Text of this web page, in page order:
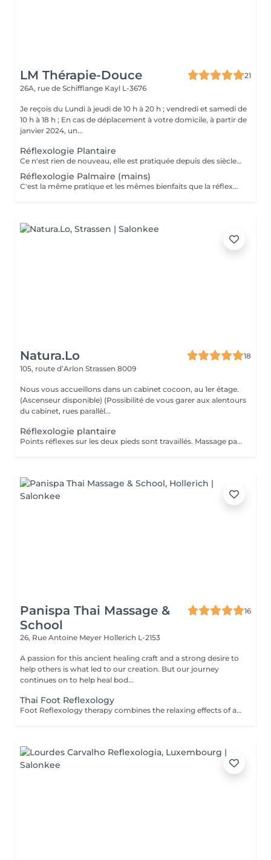
LM Thérapie-Douce
21
26A, rue de Schifflange Kayl L-3676
Je reçois du Lundi à jeudi de 10 h à 20 h ; vendredi et samedi de
10 h à 18 h ; En cas de déplacement à votre domicile, à partir de
janvier 2024, un...
Réflexologie Plantaire
Ce n'est rien de nouveau, elle est pratiquée depuis des siècles, en Egypte, Tibet et Chine ; C'est une Technique manuelle, naturelle et sans danger. Elle ne guérit pas mais par une stimulation des zones réflexes, nous aidons l'organisme à un bon fonctionnement : urinaire, respiratoire, digestif, endocrinien et osseux. Le Pied est le corps en miniature. Nous pouvons constater que chaque zone est reliée à des organes précis du corps et par l'action du toucher, le corps va recevoir une information et va le transmettre au système nerveux. C'est une médecine ou thérapie douce utilisée pour relâcher les tensions du corps en utilisant le massage ou des pressions sur le pied ! C'est pourquoi nous parlerons d'Aide et d'Accompagnement
Réflexologie Palmaire (mains)
C'est la même pratique et les mêmes bienfaits que la réflexologie des pieds ; "de plus c est très bénéfique pour les douleurs des articulations des mains , et pour ceux qui ont de l 'arthrose également..." contre indication : Femmes enceintes (- de 3 mois) ; pacemaker, thrombose, cancer et Fièvre.
Natura.Lo
18
105, route d’Arlon Strassen 8009
Nous vous accueillons dans un cabinet cocoon, au 1er étage.
(Ascenseur disponible) (Possibilité de vous garer aux alentours
du cabinet, rues parallèl...
Réflexologie plantaire
Points réflexes sur les deux pieds sont travaillés. Massage par pression sur toutes les zones de vos pieds, utilisation avec du talc. Chèque cadeau disponible (Montant de votre choix, celui-ci est à indiquer lors de votre demande)
Panispa Thai Massage &
School
16
26, Rue Antoine Meyer Hollerich L-2153
A passion for this ancient healing craft and a strong desire to
help others is what led to our creation. But our journey
continues on to help heal bod...
Thai Foot Reflexology
Foot Reflexology therapy combines the relaxing effects of a foot and lower leg massage with reflexology or the stimulation of pressure points in the feet. Reflexology is an ancient therapeutic technique that frees up blocked energy in the body's energy lines, with the theory that sensory nerve endings in the feet are connected to muscles and organs throughout the body. Reflexology can be beneficial for the following: Pain relief Releasing stress & tension Revitalising energy levels Reducing anxiety Improving sleep Reflexology is not recommended for any one with heart or other serious medical conditions, broken feet/leg bones or pregnant women.